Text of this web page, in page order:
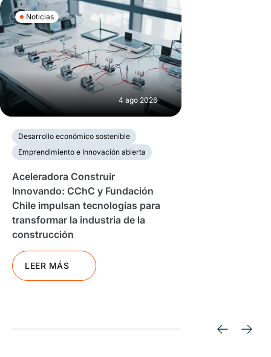
Noticias
4 ago 2026
Desarrollo económico sostenible
Emprendimiento e Innovación abierta
Aceleradora Construir
Innovando: CChC y Fundación
Chile impulsan tecnologías para
transformar la industria de la
construcción
LEER MÁS